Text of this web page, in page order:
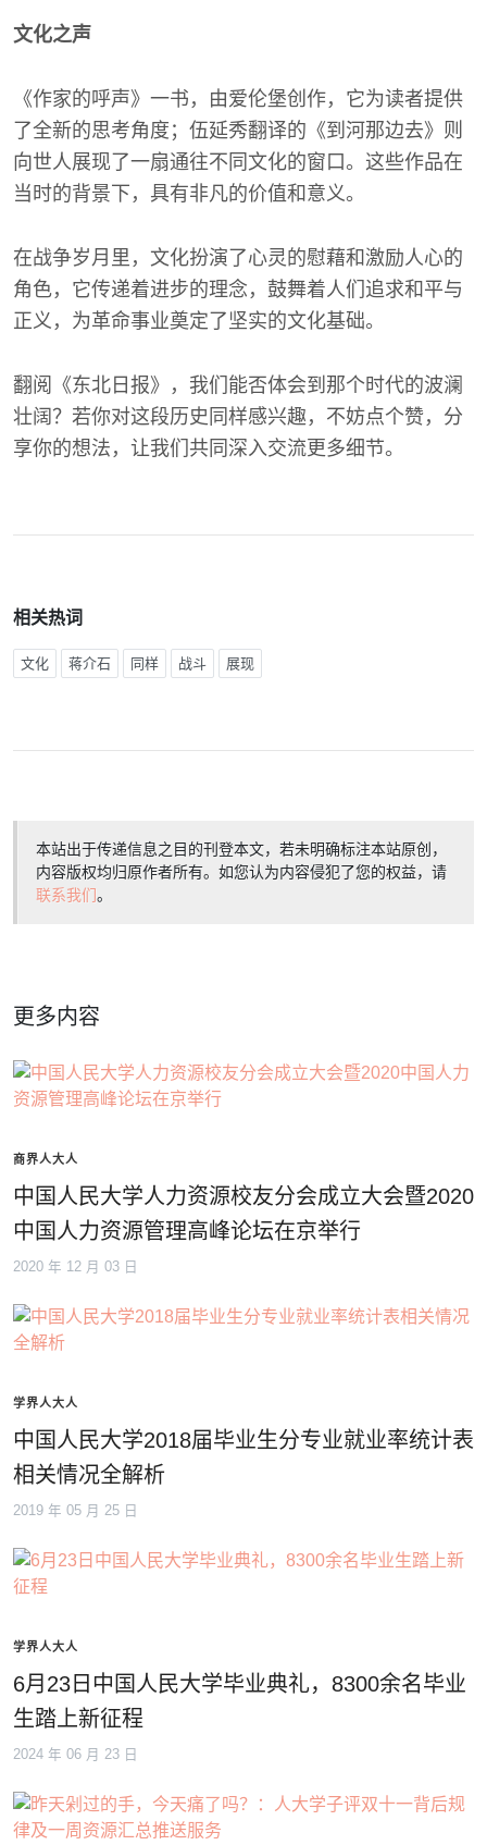
文化之声
《作家的呼声》一书，由爱伦堡创作，它为读者提供
了全新的思考角度；伍延秀翻译的《到河那边去》则
向世人展现了一扇通往不同文化的窗口。这些作品在
当时的背景下，具有非凡的价值和意义。
在战争岁月里，文化扮演了心灵的慰藉和激励人心的
角色，它传递着进步的理念，鼓舞着人们追求和平与
正义，为革命事业奠定了坚实的文化基础。
翻阅《东北日报》，我们能否体会到那个时代的波澜
壮阔？若你对这段历史同样感兴趣，不妨点个赞，分
享你的想法，让我们共同深入交流更多细节。
相关热词
文化 蒋介石 同样 战斗 展现
本站出于传递信息之目的刊登本文，若未明确标注本站原创，
内容版权均归原作者所有。如您认为内容侵犯了您的权益，请
联系我们。
更多内容
商界人大人
中国人民大学人力资源校友分会成立大会暨2020
中国人力资源管理高峰论坛在京举行
2020 年 12 月 03 日
学界人大人
中国人民大学2018届毕业生分专业就业率统计表
相关情况全解析
2019 年 05 月 25 日
学界人大人
6月23日中国人民大学毕业典礼，8300余名毕业
生踏上新征程
2024 年 06 月 23 日